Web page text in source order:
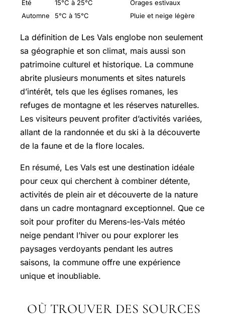
Été 15°C à 25°C
Orages estivaux
Automne
5°C à 15°C Pluie et neige légère
La définition de Les Vals englobe non seulement
sa géographie et son climat, mais aussi son
patrimoine culturel et historique. La commune
abrite plusieurs monuments et sites naturels
d’intérêt, tels que les églises romanes, les
refuges de montagne et les réserves naturelles.
Les visiteurs peuvent profiter d’activités variées,
allant de la randonnée et du ski à la découverte
de la faune et de la flore locales.
En résumé, Les Vals est une destination idéale
pour ceux qui cherchent à combiner détente,
activités de plein air et découverte de la nature
dans un cadre montagnard exceptionnel. Que ce
soit pour profiter du Merens-les-Vals météo
neige pendant l’hiver ou pour explorer les
paysages verdoyants pendant les autres
saisons, la commune offre une expérience
unique et inoubliable.
OÙ TROUVER DES SOURCES